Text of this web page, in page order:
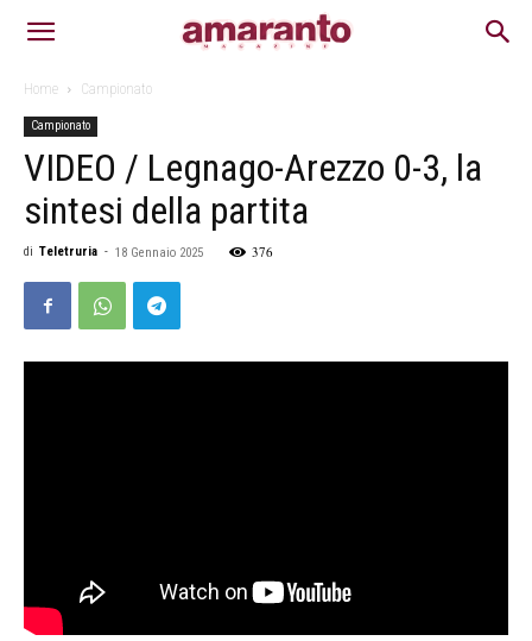
Home Campionato
Campionato
VIDEO / Legnago-Arezzo 0-3, la
sintesi della partita
di Teletruria - 18 Gennaio 2025 376